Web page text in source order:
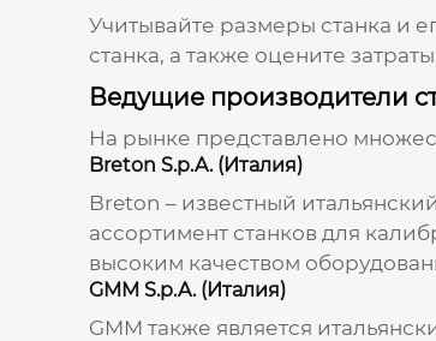
Учитывайте размеры станка и
станка, а также оцените
Ведущие производители
На рынке представлено
Breton S.p.A. (Италия)
Breton – известный
ассортимент станков для
высоким качеством
GMM S.p.A. (Италия)
GMM также является